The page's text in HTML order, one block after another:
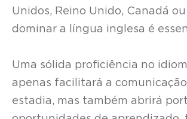
Unidos, Reino Unido, Canadá
dominar a língua inglesa é
Uma sólida proficiência no
apenas facilitará a
estadia, mas também abrirá